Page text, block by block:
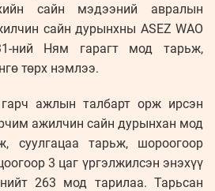
сайн мэдээний авралын
сайн дурынхны ASEZ WAO
ний Ням гарагт мод тарьж,
төрх нэмлээ.
ажлын талбарт орж ирсэн
ажилчин сайн дурынхан мод
суулгацаа тарьж, шороогоор
3 цаг үргэлжилсэн энэхүү
263 мод тарилаа. Тарьсан